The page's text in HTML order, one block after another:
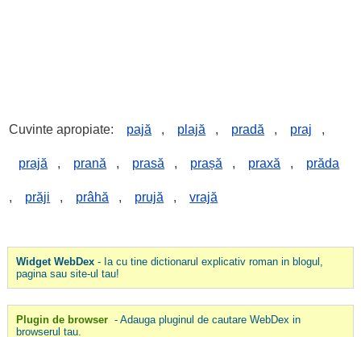
Cuvinte apropiate: pajă , plajă , pradă , praj ,
prajă , prană , prasă , prașă , praxă , prăda
, prăji , prâhă , prujă , vrajă
Widget WebDex- Ia cu tine dictionarul explicativ roman in blogul,
pagina sau site-ul tau!
Plugin de browser - Adauga pluginul de cautare WebDex in
browserul tau.